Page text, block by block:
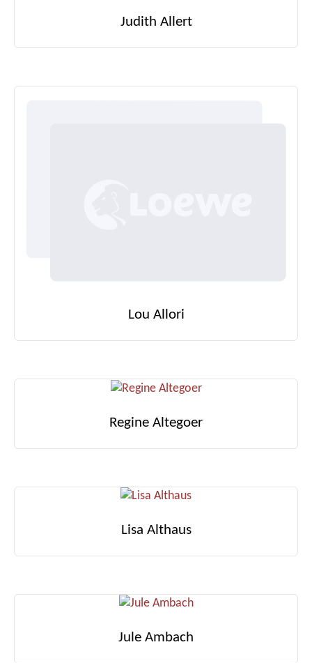
Judith Allert
Lou Allori
Regine Altegoer
Lisa Althaus
Jule Ambach